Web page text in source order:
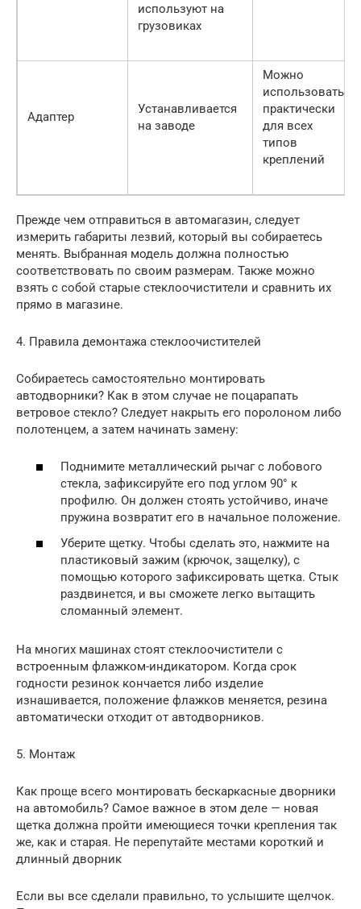
используют на
грузовиках
Адаптер
Устанавливается
на заводе
Можно
использовать
практически
для всех
типов
креплений
Прежде чем отправиться в автомагазин, следует
измерить габариты лезвий, который вы собираетесь
менять. Выбранная модель должна полностью
соответствовать по своим размерам. Также можно
взять с собой старые стеклоочистители и сравнить их
прямо в магазине.
4. Правила демонтажа стеклоочистителей
Собираетесь самостоятельно монтировать
автодворники? Как в этом случае не поцарапать
ветровое стекло? Следует накрыть его поролоном либо
полотенцем, а затем начинать замену:
Поднимите металлический рычаг с лобового
стекла, зафиксируйте его под углом 90° к
профилю. Он должен стоять устойчиво, иначе
пружина возвратит его в начальное положение.
Уберите щетку. Чтобы сделать это, нажмите на
пластиковый зажим (крючок, защелку), с
помощью которого зафиксировать щетка. Стык
раздвинется, и вы сможете легко вытащить
сломанный элемент.
На многих машинах стоят стеклоочистители с
встроенным флажком-индикатором. Когда срок
годности резинок кончается либо изделие
изнашивается, положение флажков меняется, резина
автоматически отходит от автодворников.
5. Монтаж
Как проще всего монтировать бескаркасные дворники
на автомобиль? Самое важное в этом деле — новая
щетка должна пройти имеющиеся точки крепления так
же, как и старая. Не перепутайте местами короткий и
длинный дворник
Если вы все сделали правильно, то услышите щелчок.